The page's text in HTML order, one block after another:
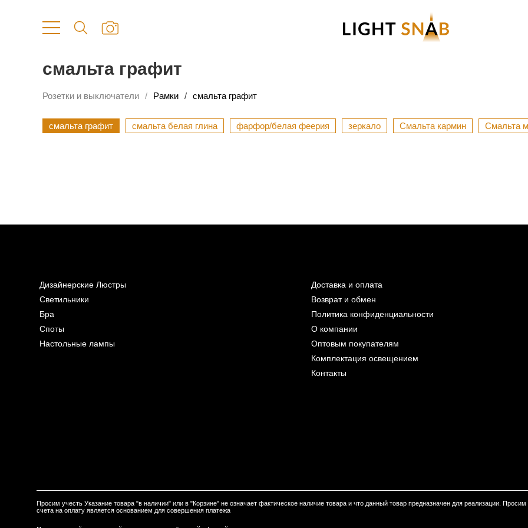
смальта графит
Розетки и выключатели Рамки смальта графит
смальта графит смальта белая глина фарфор/белая феерия зеркало Смальта кармин Смальта
Дизайнерские Люстры
Светильники
Бра
Споты
Настольные лампы
Доставка и оплата
Возврат и обмен
Политика конфиденциальности
О компании
Оптовым покупателям
Комплектация освещением
Контакты
Просим учесть Указание товара "в наличии" или в "Корзине" не означает фактическое наличие товара и что данный товар предназначен для реализации.
счета на оплату является основанием для совершения платежа